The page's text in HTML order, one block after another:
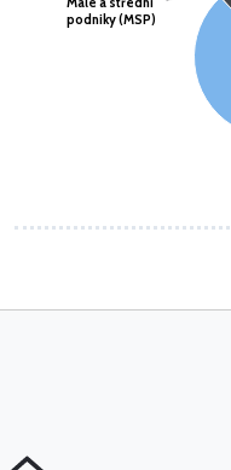
podniky (MSP)
podniky (MSP)